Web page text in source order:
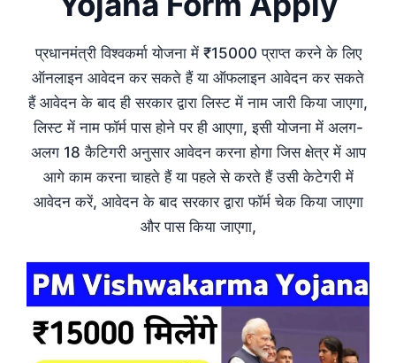
प्रधानमंत्री विश्वकर्मा योजना में ₹15000 प्राप्त करने के लिए
ऑनलाइन आवेदन कर सकते हैं या ऑफलाइन आवेदन कर सकते
हैं आवेदन के बाद ही सरकार द्वारा लिस्ट में नाम जारी किया जाएगा,
लिस्ट में नाम फॉर्म पास होने पर ही आएगा, इसी योजना में अलग-
अलग 18 कैटिगरी अनुसार आवेदन करना होगा जिस क्षेत्र में आप
आगे काम करना चाहते हैं या पहले से करते हैं उसी केटेगरी में
आवेदन करें, आवेदन के बाद सरकार द्वारा फॉर्म चेक किया जाएगा
और पास किया जाएगा,